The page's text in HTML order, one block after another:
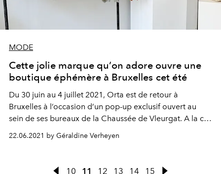
MODE
Cette jolie marque qu’on adore ouvre une
boutique éphémère à Bruxelles cet été
Du 30 juin au 4 juillet 2021, Orta est de retour à
Bruxelles à l’occasion d’un pop-up exclusif ouvert au
sein de ses bureaux de la Chaussée de Vleurgat. A la clé
22.06.2021 by Géraldine Verheyen
10 11 12 13 14 15